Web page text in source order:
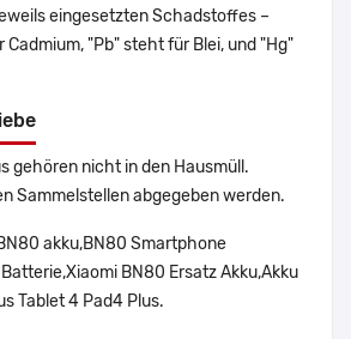
eingesetzten Schadstoffes –
"Pb" steht für Blei, und "Hg"
gehören nicht in den Hausmüll.
Sammelstellen abgegeben werden.
akku,BN80 Smartphone
BN80 Ersatz Akku,Akku
Tablet 4 Pad4 Plus.